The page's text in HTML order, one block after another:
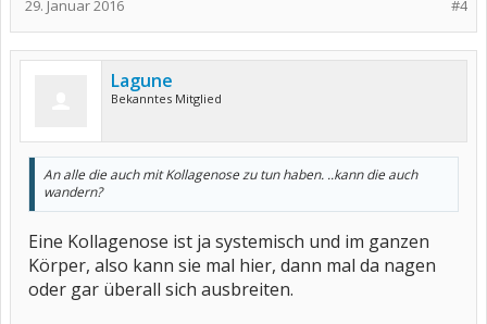
#4
29. Januar 2016
Lagune
Bekanntes Mitglied
An alle die auch mit Kollagenose zu tun haben. ..kann die auch
wandern?
Eine Kollagenose ist ja systemisch und im ganzen
Körper, also kann sie mal hier, dann mal da nagen
oder gar überall sich ausbreiten.